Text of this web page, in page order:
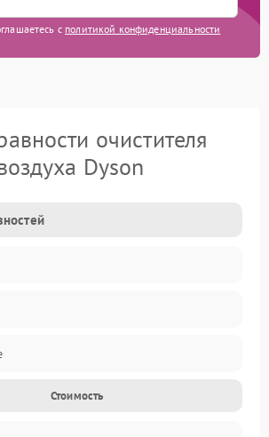
с политикой конфиденциальности
очистителя
Dyson
Стоимость